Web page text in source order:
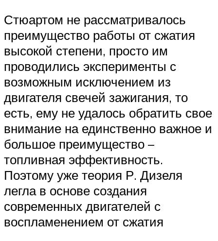
Стюартом не рассматривалось
преимущество работы от сжатия
высокой степени, просто им
проводились эксперименты с
возможным исключением из
двигателя свечей зажигания, то
есть, ему не удалось обратить свое
внимание на единственно важное и
большое преимущество –
топливная эффективность.
Поэтому уже теория Р. Дизеля
легла в основе создания
современных двигателей с
воспламенением от сжатия